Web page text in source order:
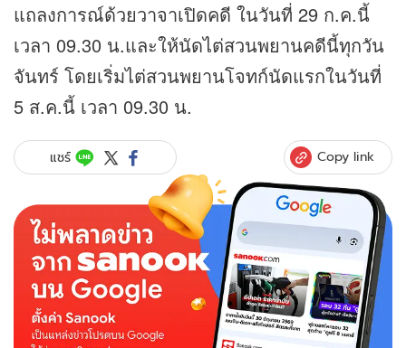
แถลงการณ์ด้วยวาจาเปิดคดี ในวันที่ 29 ก.ค.นี้
เวลา 09.30 น.และให้นัดไต่สวนพยานคดีนี้ทุกวัน
จันทร์ โดยเริ่มไต่สวนพยานโจทก์นัดแรกในวันที่
5 ส.ค.นี้ เวลา 09.30 น.
แชร์ Copy link